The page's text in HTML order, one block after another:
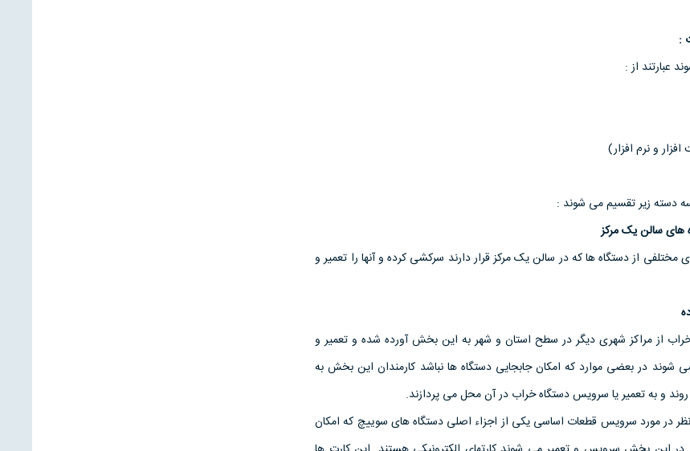
:
عبارتند از :
دسته زير تقسيم می شوند :
از دستگاه ها که در سالن يک مرکز قرار دارند سرکشی کرده و آنها را تعمير و
از مراکز شهری ديگر در سطح استان و شهر به اين بخش آورده شده و تعمير و
در بعضی موارد که امکان جابجايی دستگاه ها نباشد کارمندان اين بخش به
و به تعمير يا سرويس دستگاه خراب در آن محل می پردازند.
نظر در مورد سرويس قطعات اساسی يکی از اجزاء اصلی دستگاه های سوييچ که امکان